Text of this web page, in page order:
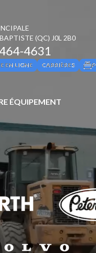
(QC) J0L 2B0
4631
EN LIGNE CARRIÈRES
ÉQUIPEMENT